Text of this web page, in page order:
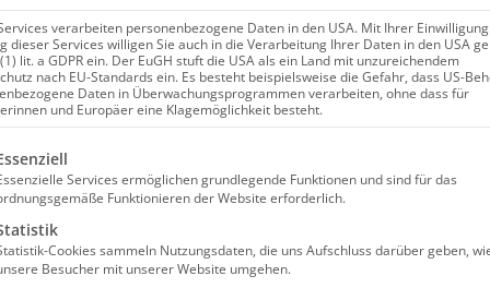
TI-Urteil der
des Landessozialgerichts Baden-Württemberg
Vereinigung geklagt hatte, weil die
diedamaligeRechtslage keinen Anspruch auf
verarbeiten personenbezogene Daten in den USA. Mit Ihrer
dieser Services willigen Sie auch in die Verarbeitung Ihrer Daten in den USA
lit. a GDPR ein. Der EuGH stuft die USA als ein Land mit unzureichendem
nach EU-Standards ein. Es besteht beispielsweise die Gefahr, dass US-
Daten in Überwachungsprogrammen verarbeiten, ohne dass für
und Europäer eine Klagemöglichkeit besteht.
eine Liste der Service-Gruppen, für die eine
Services ermöglichen grundlegende Funktionen und sind für das
Funktionieren der Website erforderlich.
Cookies sammeln Nutzungsdaten, die uns Aufschluss darüber geben,
Besucher mit unserer Website umgehen.